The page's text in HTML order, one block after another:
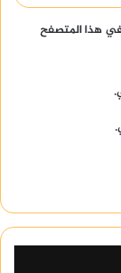
في هذا المتصفح